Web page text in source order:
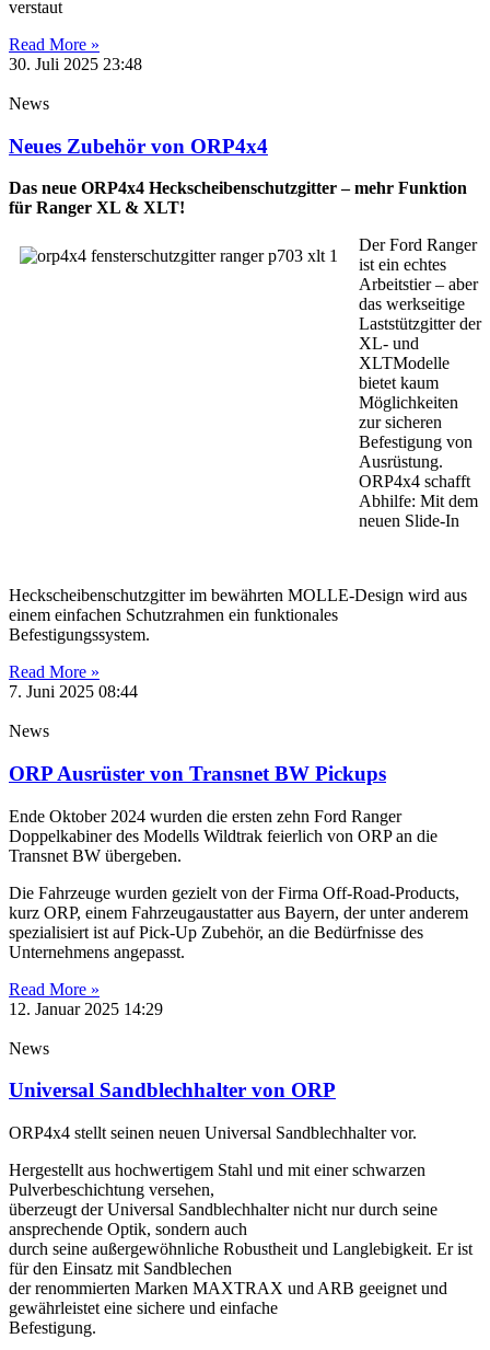
verstaut
Read More »
30. Juli 2025 23:48
News
Neues Zubehör von ORP4x4
Das neue ORP4x4 Heckscheibenschutzgitter – mehr Funktion
für Ranger XL & XLT!
Der Ford Ranger
ist ein echtes
Arbeitstier – aber
das werkseitige
Laststützgitter der
XL- und
XLTModelle
bietet kaum
Möglichkeiten
zur sicheren
Befestigung von
Ausrüstung.
ORP4x4 schafft
Abhilfe: Mit dem
neuen Slide-In
Heckscheibenschutzgitter im bewährten MOLLE-Design wird aus
einem einfachen Schutzrahmen ein funktionales
Befestigungssystem.
Read More »
7. Juni 2025 08:44
News
ORP Ausrüster von Transnet BW Pickups
Ende Oktober 2024 wurden die ersten zehn Ford Ranger
Doppelkabiner des Modells Wildtrak feierlich von ORP an die
Transnet BW übergeben.
Die Fahrzeuge wurden gezielt von der Firma Off-Road-Products,
kurz ORP, einem Fahrzeugaustatter aus Bayern, der unter anderem
spezialisiert ist auf Pick-Up Zubehör, an die Bedürfnisse des
Unternehmens angepasst.
Read More »
12. Januar 2025 14:29
News
Universal Sandblechhalter von ORP
ORP4x4 stellt seinen neuen Universal Sandblechhalter vor.
Hergestellt aus hochwertigem Stahl und mit einer schwarzen
Pulverbeschichtung versehen,
überzeugt der Universal Sandblechhalter nicht nur durch seine
ansprechende Optik, sondern auch
durch seine außergewöhnliche Robustheit und Langlebigkeit. Er ist
für den Einsatz mit Sandblechen
der renommierten Marken MAXTRAX und ARB geeignet und
gewährleistet eine sichere und einfache
Befestigung.